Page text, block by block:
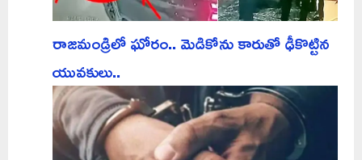
రాజమండ్రిలో ఘోరం.. మెడికోను కారుతో ఢీకొట్టిన
యువకులు..